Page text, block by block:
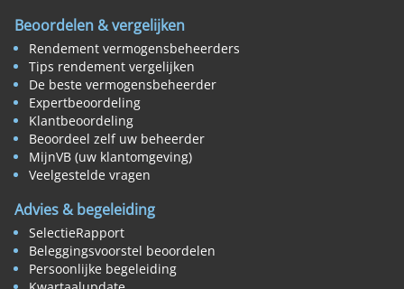
Beoordelen & vergelijken
Rendement vermogensbeheerders
Tips rendement vergelijken
De beste vermogensbeheerder
Expertbeoordeling
Klantbeoordeling
Beoordeel zelf uw beheerder
MijnVB (uw klantomgeving)
Veelgestelde vragen
Advies & begeleiding
SelectieRapport
Beleggingsvoorstel beoordelen
Persoonlijke begeleiding